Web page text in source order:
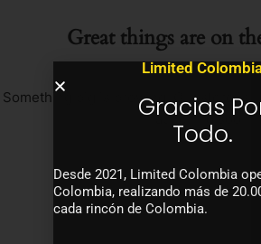
Great things are on
Something big is brewing! Our store is
launching soon!
Limited
Gracias
Todo.
Desde 2021, Limited Colombia
Colombia, realizando más de
cada rincón de Colombia.